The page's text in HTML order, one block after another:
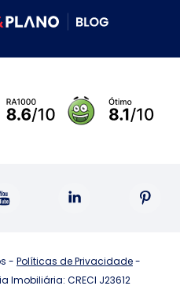
- Políticas de Privacidade-
Imobiliária: CRECI J23612